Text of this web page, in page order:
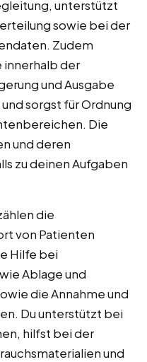
unterstützt
sowie bei der
Zudem
der
und Ausgabe
sorgst für Ordnung
Die
und deren
zu deinen Aufgaben
die
von Patienten
Hilfe bei
Ablage und
die Annahme und
Du unterstützt bei
hilfst bei der
und